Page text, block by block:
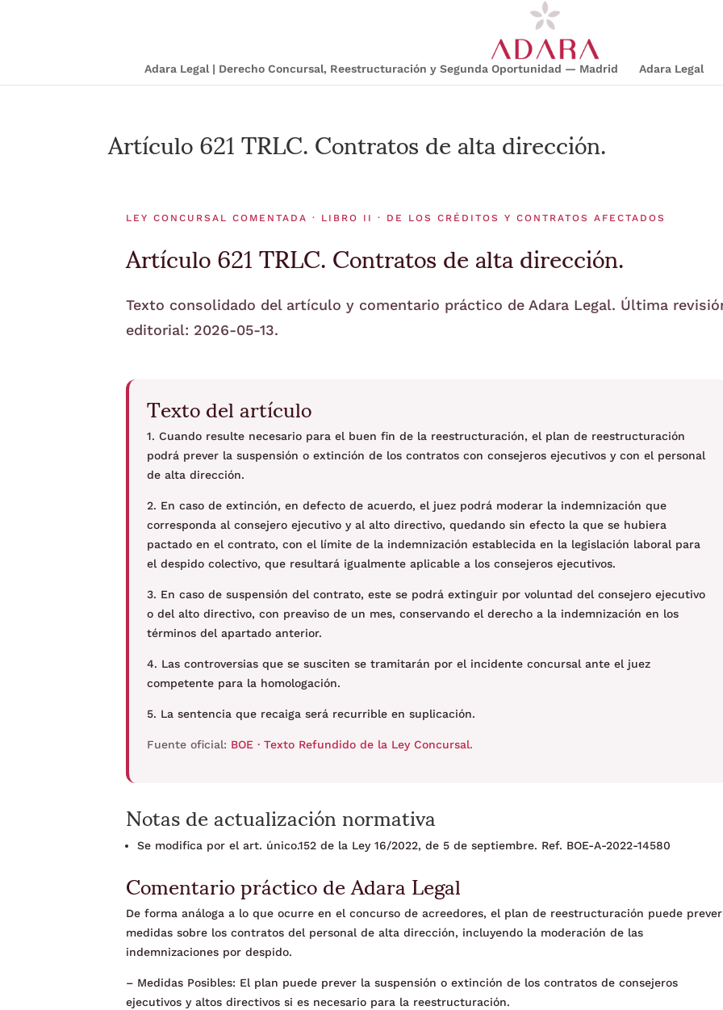
Adara Legal | Derecho Concursal, Reestructuración y Segunda Oportunidad — Madrid Adara Legal
Artículo 621 TRLC. Contratos de alta dirección.
LEY CONCURSAL COMENTADA · LIBRO II · DE LOS CRÉDITOS Y CONTRATOS AFECTADOS
Artículo 621 TRLC. Contratos de alta dirección.
Texto consolidado del artículo y comentario práctico de Adara Legal. Última
editorial: 2026-05-13.
Texto del artículo
1. Cuando resulte necesario para el buen fin de la reestructuración, el plan de reestructuración
podrá prever la suspensión o extinción de los contratos con consejeros ejecutivos y con el personal
de alta dirección.
2. En caso de extinción, en defecto de acuerdo, el juez podrá moderar la indemnización que
corresponda al consejero ejecutivo y al alto directivo, quedando sin efecto la que se hubiera
pactado en el contrato, con el límite de la indemnización establecida en la legislación laboral para
el despido colectivo, que resultará igualmente aplicable a los consejeros ejecutivos.
3. En caso de suspensión del contrato, este se podrá extinguir por voluntad del consejero ejecutivo
o del alto directivo, con preaviso de un mes, conservando el derecho a la indemnización en los
términos del apartado anterior.
4. Las controversias que se susciten se tramitarán por el incidente concursal ante el juez
competente para la homologación.
5. La sentencia que recaiga será recurrible en suplicación.
Fuente oficial: BOE · Texto Refundido de la Ley Concursal.
Notas de actualización normativa
Se modifica por el art. único.152 de la Ley 16/2022, de 5 de septiembre. Ref. BOE-A-2022-14580
Comentario práctico de Adara Legal
De forma análoga a lo que ocurre en el concurso de acreedores, el plan de reestructuración puede prever
medidas sobre los contratos del personal de alta dirección, incluyendo la moderación de las
indemnizaciones por despido.
– Medidas Posibles: El plan puede prever la suspensión o extinción de los contratos de consejeros
ejecutivos y altos directivos si es necesario para la reestructuración.